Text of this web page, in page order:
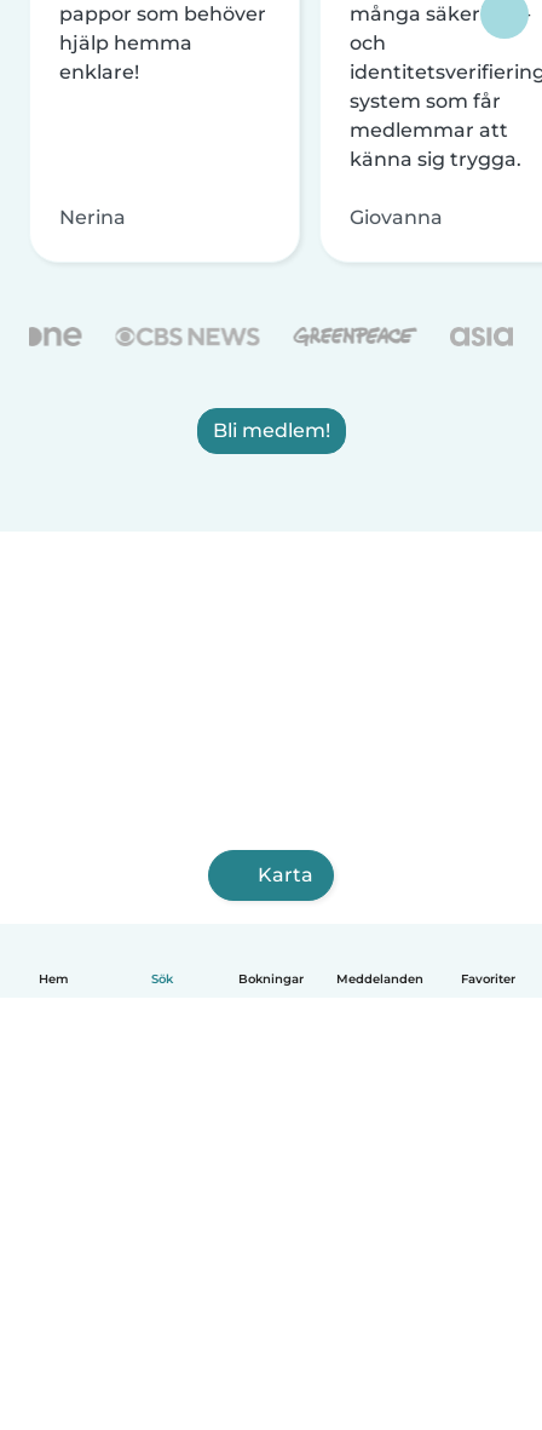
Hem Sök Bokningar Meddelanden Favoriter
pappor som behöver
hjälp hemma
enklare!
Nerina
många säkerhets-
och
system som får
medlemmar att
känna sig trygga.
Giovanna
Bli medlem!
Karta